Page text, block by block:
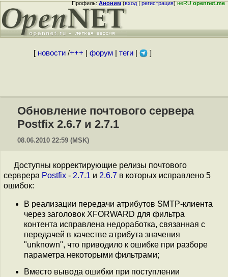
Профиль:Аноним(вход|регистрация)неRUopennet.me
[ новости/+++ форум| теги| ]
Обновление почтового сервера
Postfix 2.6.7 и 2.7.1
08.06.2010 22:59 (MSK)
Доступны корректирующие релизы почтового
серврера Postfix - 2.7.1 и 2.6.7 в которых исправлено 5
ошибок:
В реализации передачи атрибутов SMTP-клиента
через заголовок XFORWARD для фильтра
контента исправлена недоработка, связанная с
передачей в качестве атрибута значения
"unknown", что приводило к ошибке при разборе
параметра некоторыми фильтрами;
Вместо вывода ошибки при поступлении